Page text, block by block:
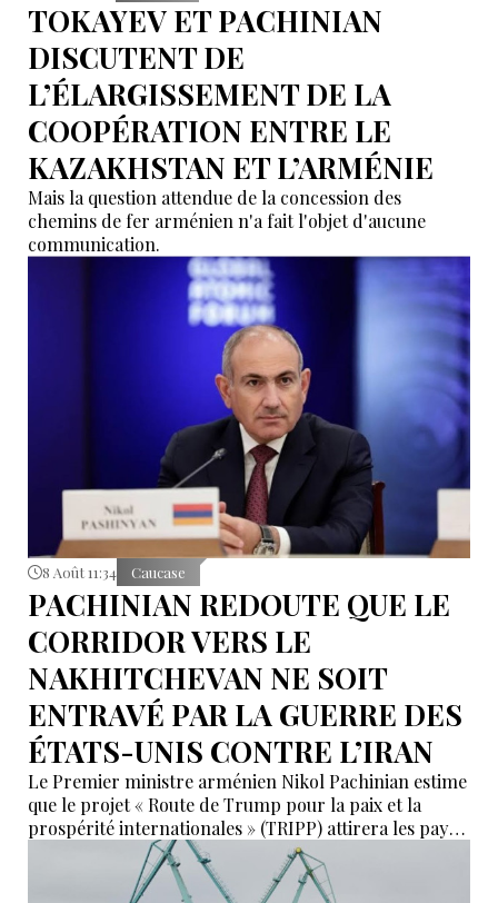
TOKAYEV ET PACHINIAN
DISCUTENT DE
L’ÉLARGISSEMENT DE LA
COOPÉRATION ENTRE LE
KAZAKHSTAN ET L’ARMÉNIE
Mais la question attendue de la concession des
chemins de fer arménien n'a fait l'objet d'aucune
communication.
8 Août 11:34 Caucase
PACHINIAN REDOUTE QUE LE
CORRIDOR VERS LE
NAKHITCHEVAN NE SOIT
ENTRAVÉ PAR LA GUERRE DES
ÉTATS-UNIS CONTRE L’IRAN
Le Premier ministre arménien Nikol Pachinian estime
que le projet « Route de Trump pour la paix et la
prospérité internationales » (TRIPP) attirera les pays
de la région, mais il a également déclaré que
l’instabilité régionale pourrait entraver sa mise en